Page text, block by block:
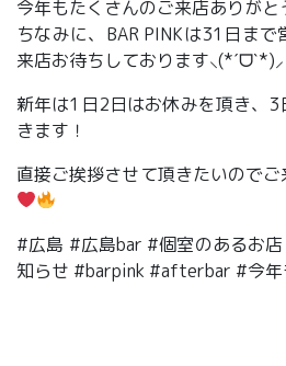
今年もたくさんのご来店ありがと
ちなみに、BAR PINKは31日ま
来店お待ちしております
新年は1日2日はお休みを頂き、
きます！
直接ご挨拶させて頂きたいので
#広島 #広島bar #個室のあるお
知らせ #barpink #afterbar #今年